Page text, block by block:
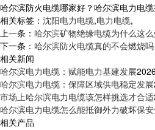
哈尔滨防火电缆哪家好？哈尔滨电力电
相关标签： 沈阳电力电缆,电力电缆,
上一条： 哈尔滨矿物绝缘电缆为什么这
下一条： 哈尔滨防火电缆真的不会燃烧吗
相关新闻
哈尔滨电力电缆：赋能电力基建发展
哈尔滨电力电缆：保障区域供电稳定发展
市场上哈尔滨电力电缆该怎样挑选才合适
哈尔滨电力电缆怎么能抵御外力破坏保
相关产品